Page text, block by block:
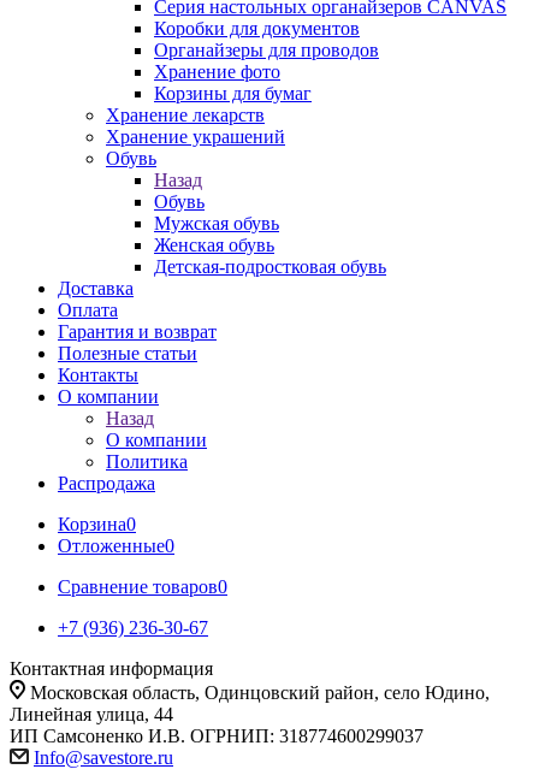
Серия настольных органайзеров CANVAS
Коробки для документов
Органайзеры для проводов
Хранение фото
Корзины для бумаг
Хранение лекарств
Хранение украшений
Обувь
Назад
Обувь
Мужская обувь
Женская обувь
Детская-подростковая обувь
Доставка
Оплата
Гарантия и возврат
Полезные статьи
Контакты
О компании
Назад
О компании
Политика
Распродажа
Корзина0
Отложенные0
Сравнение товаров0
+7 (936) 236-30-67
Контактная информация
Московская область, Одинцовский район, село Юдино,
Линейная улица, 44
ИП Самсоненко И.В. ОГРНИП: 318774600299037
Info@savestore.ru